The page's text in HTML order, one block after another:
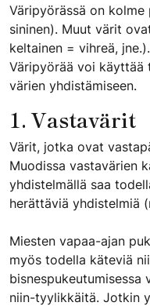
Väripyörässä on kolme
sininen). Muut värit
keltainen = vihreä, jne.).
Väripyörää voi käyttää
värien yhdistämiseen.
1. Vastavärit
Värit, jotka ovat
Muodissa vastavärien
yhdistelmällä saa
herättäviä yhdistelmiä
Miesten vapaa-ajan
myös todella käteviä
niin-tyylikkäitä. Jotkin